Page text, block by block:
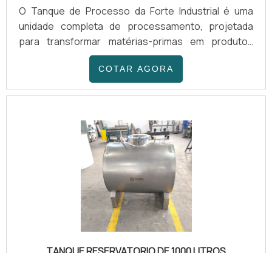
O Tanque de Processo da Forte Industrial é uma
unidade completa de processamento, projetada
para transformar matérias-primas em produtos
finais com máxima eficiência. Fabricados em Aço
Inox AISI 304 ou 316, com capacidades de 200 a
20.000 litros, estes equipamentos são configurados
regimes térmicos.
COTAR AGORA